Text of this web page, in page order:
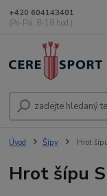
+420 604143401
(Po-Pá, 8-18 hod.)
Úvod Šípy Hrot
Hrot šípu